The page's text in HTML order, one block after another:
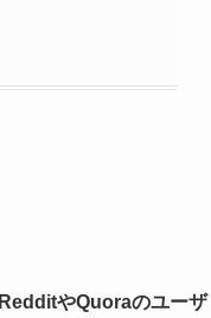
RedditやQuoraのユーザ